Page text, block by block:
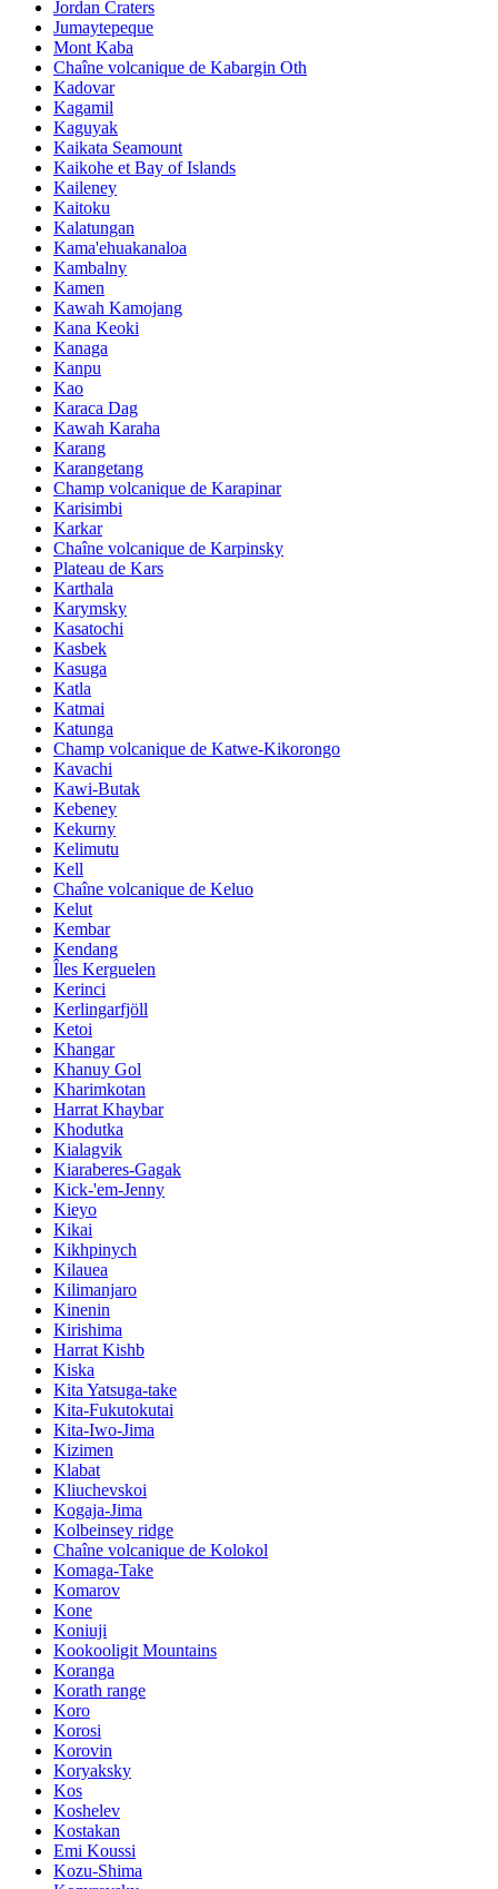
Jordan Craters
Jumaytepeque
Mont Kaba
Chaîne volcanique de Kabargin Oth
Kadovar
Kagamil
Kaguyak
Kaikata Seamount
Kaikohe et Bay of Islands
Kaileney
Kaitoku
Kalatungan
Kama'ehuakanaloa
Kambalny
Kamen
Kawah Kamojang
Kana Keoki
Kanaga
Kanpu
Kao
Karaca Dag
Kawah Karaha
Karang
Karangetang
Champ volcanique de Karapinar
Karisimbi
Karkar
Chaîne volcanique de Karpinsky
Plateau de Kars
Karthala
Karymsky
Kasatochi
Kasbek
Kasuga
Katla
Katmai
Katunga
Champ volcanique de Katwe-Kikorongo
Kavachi
Kawi-Butak
Kebeney
Kekurny
Kelimutu
Kell
Chaîne volcanique de Keluo
Kelut
Kembar
Kendang
Îles Kerguelen
Kerinci
Kerlingarfjöll
Ketoi
Khangar
Khanuy Gol
Kharimkotan
Harrat Khaybar
Khodutka
Kialagvik
Kiaraberes-Gagak
Kick-'em-Jenny
Kieyo
Kikai
Kikhpinych
Kilauea
Kilimanjaro
Kinenin
Kirishima
Harrat Kishb
Kiska
Kita Yatsuga-take
Kita-Fukutokutai
Kita-Iwo-Jima
Kizimen
Klabat
Kliuchevskoi
Kogaja-Jima
Kolbeinsey ridge
Chaîne volcanique de Kolokol
Komaga-Take
Komarov
Kone
Koniuji
Kookooligit Mountains
Koranga
Korath range
Koro
Korosi
Korovin
Koryaksky
Kos
Koshelev
Kostakan
Emi Koussi
Kozu-Shima